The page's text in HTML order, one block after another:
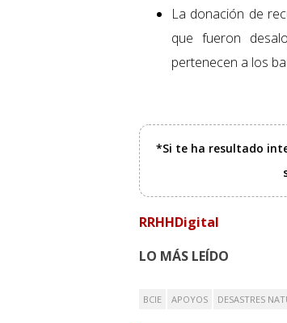
La donación de
que fueron
pertenecen a los
*Si te ha resultado
RRHHDigital
LO MÁS LEÍDO
BCIE APOYOS DESASTRES